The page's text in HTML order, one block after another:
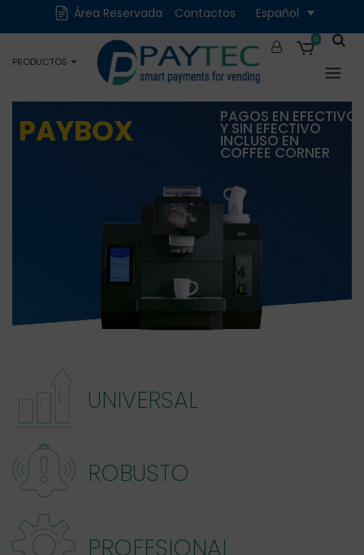
Área Reservada Contactos Español
PRODUCTOS
Digital
Accesorios y
Repuestos
Ocasiones
0
PAYBOX PAGOS EN EFECTIVO
Y SIN EFECTIVO
INCLUSO EN
COFFEE CORNER
UNIVERSAL
ROBUSTO
PROFESIONAL